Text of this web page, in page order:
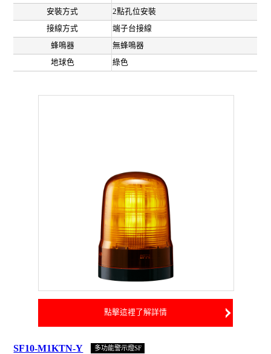
安裝方式
2點孔位安裝
接線方式
端子台接線
蜂鳴器
無蜂鳴器
地球色
綠色
點擊這裡了解詳情
SF10-M1KTN-Y 多功能警示燈SF